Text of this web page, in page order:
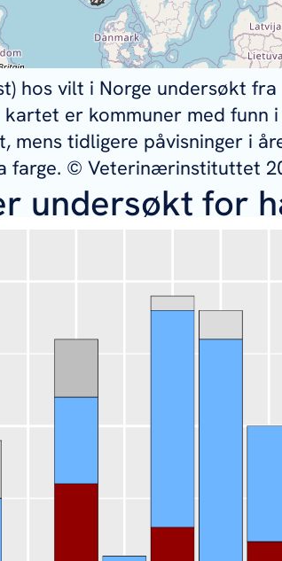
hos vilt i Norge undersøkt
er kommuner med funn
mens tidligere påvisninger i
farge. © Veterinærinstituttet
undersøkt for